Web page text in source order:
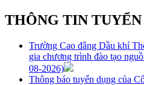
THÔNG TIN TUYỂN
Trường Cao đẳng Dầu khí
gia chương trình đào tạo
08-2026)
Thông báo tuyển dụng của